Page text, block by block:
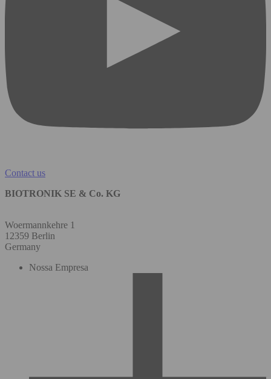
Contact us
BIOTRONIK SE & Co. KG
Woermannkehre 1
12359 Berlin
Germany
Nossa Empresa